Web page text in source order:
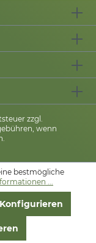
zzgl.
wenn
bestmögliche
...
Konfigurieren